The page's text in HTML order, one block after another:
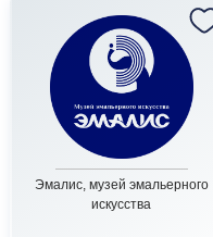
Эмалис, музей эмальерного
искусства